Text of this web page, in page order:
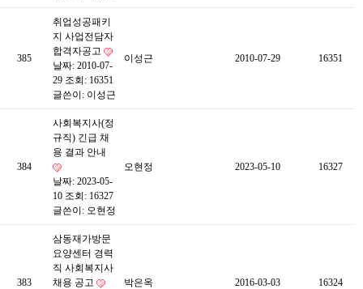
385
취업성공패키
지 사업전담자
합격자공고
날짜: 2010-07-
29 조회: 16351
글쓴이: 이성근
이성근 2010-07-29 16351
384
사회복지사(정
규직) 긴급 채
용 결과 안내
날짜: 2023-05-
10 조회: 16327
글쓴이: 오현정
오현정 2023-05-10 16327
383
삼동재가방문
요양센터 경력
직 사회복지사
채용 공고
박은옥 2016-03-03 16324